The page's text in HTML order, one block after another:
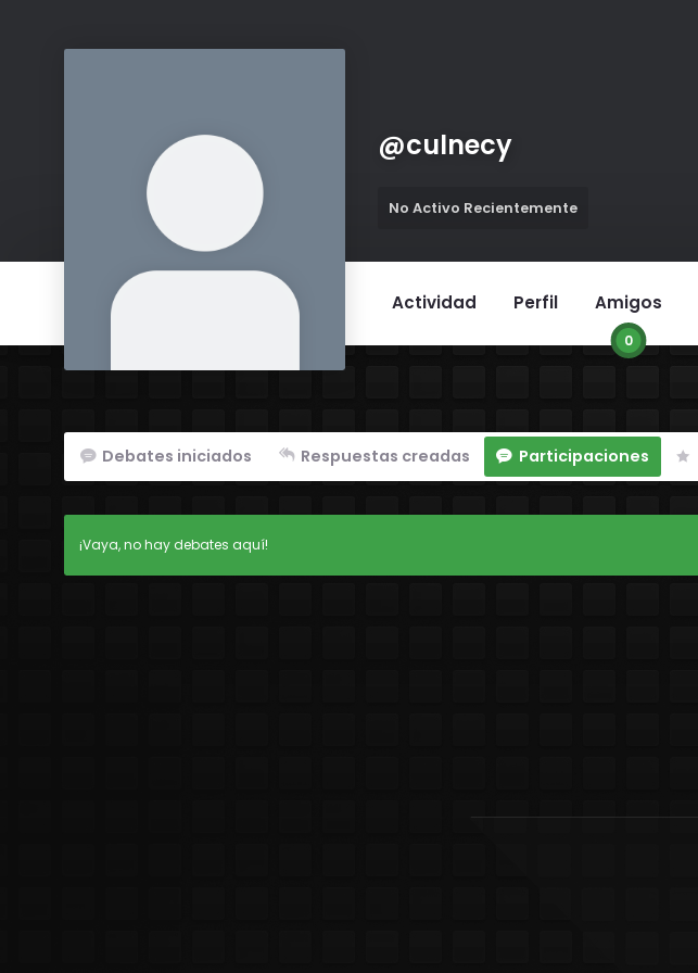
@culnecy
No Activo Recientemente
Actividad Perfil Amigos
0
Debates iniciados Respuestas creadas Participaciones
¡Vaya, no hay debates aquí!